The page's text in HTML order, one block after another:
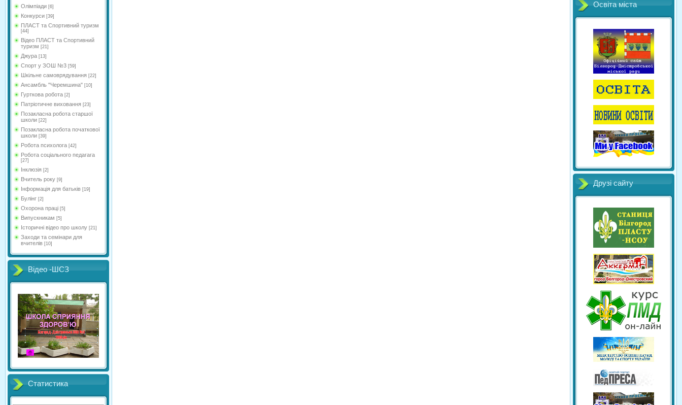
Олімпіади [6]
Конкурси [39]
ПЛАСТ та Спортивний туризм
[44]
Відео ПЛАСТ та Спортивний
туризм [21]
Джура [13]
Спорт у ЗОШ №3 [59]
Шкільне самоврядування [22]
Ансамбль "Черемшина" [10]
Гурткова робота [2]
Патріотичне виховання [23]
Позакласна робота старшої
школи [22]
Позакласна робота початкової
школи [39]
Робота психолога [42]
Робота соціального педагага
[27]
Інклюзія [2]
Вчитель року [9]
Інформація для батьків [19]
Булінг [2]
Охорона праці [5]
Випускникам [5]
Історичні відео про школу [21]
Заходи та семінари для
вчителів [10]
Відео -ШСЗ
Статистика
Освіта міста
Друзі сайту